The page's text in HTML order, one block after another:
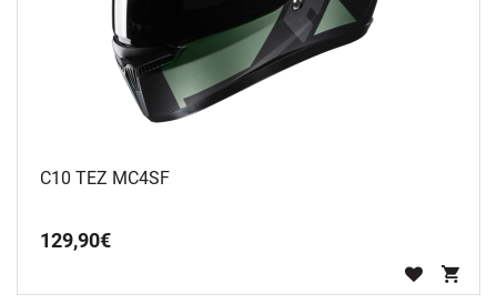
C10 TEZ MC4SF
129,90€